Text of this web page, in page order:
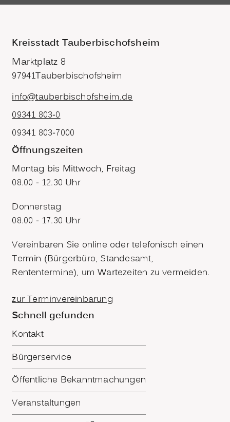
Kreisstadt Tauberbischofsheim
Marktplatz 8
97941Tauberbischofsheim
info@tauberbischofsheim.de
09341 803-0
09341 803-7000
Öffnungszeiten
Montag bis Mittwoch, Freitag
08.00 - 12.30 Uhr
Donnerstag
08.00 - 17.30 Uhr
Vereinbaren Sie online oder telefonisch einen
Termin (Bürgerbüro, Standesamt,
Rententermine), um Wartezeiten zu vermeiden.
zur Terminvereinbarung
Schnell gefunden
Kontakt
Bürgerservice
Öffentliche Bekanntmachungen
Veranstaltungen